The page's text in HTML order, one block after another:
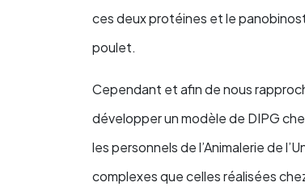
ces deux protéines et le
poulet.
Cependant et afin de nous
développer un modèle de DIPG
les personnels de l’Animalerie de
complexes que celles réalisées